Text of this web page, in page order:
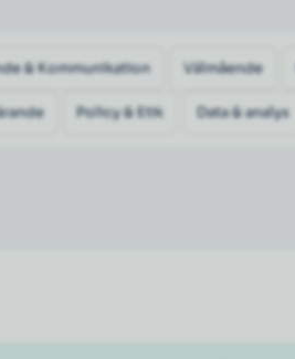
& Kommunikation Välmående
Policy & Etik Data & analys